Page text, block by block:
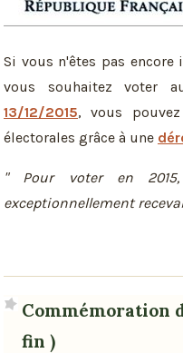
Si vous n'êtes pas
vous souhaitez voter
13/12/2015, vous
électorales grâce à une
" Pour voter en
exceptionnellement
Commémoration
fin )